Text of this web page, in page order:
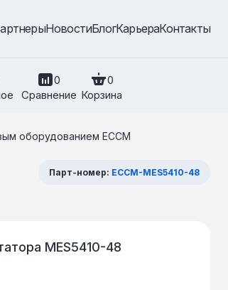
НовостиБлогКарьераКонтакты
0
Сравнение
0
Корзина
оборудованием ECCM
Парт-номер: ECCM-MES5410-48
MES5410-48